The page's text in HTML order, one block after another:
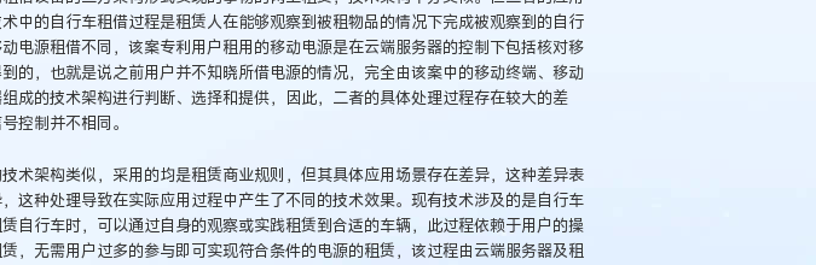
中的自行车租借过程是租赁人在能够观察到被租物品的情况下完成被观察到的自行
电源租借不同，该案专利用户租用的移动电源是在云端服务器的控制下包括核对移
的，也就是说之前用户并不知晓所借电源的情况，完全由该案中的移动终端、移动
成的技术架构进行判断、选择和提供，因此，二者的具体处理过程存在较大的差
控制并不相同。
术架构类似，采用的均是租赁商业规则，但其具体应用场景存在差异，这种差异表
这种处理导致在实际应用过程中产生了不同的技术效果。现有技术涉及的是自行车
自行车时，可以通过自身的观察或实践租赁到合适的车辆，此过程依赖于用户的操
，无需用户过多的参与即可实现符合条件的电源的租赁，该过程由云端服务器及租